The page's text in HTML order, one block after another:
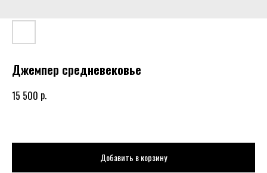
Джемпер средневековье
15 500 р.
Добавить в корзину